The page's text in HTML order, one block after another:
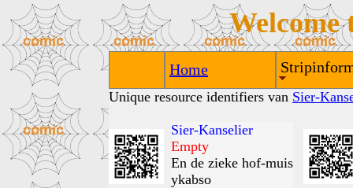
Welcome
Home
Unique resource identifiers van Sier-
Sier-Kanselier
Empty
En de zieke hof-muis
ykabso